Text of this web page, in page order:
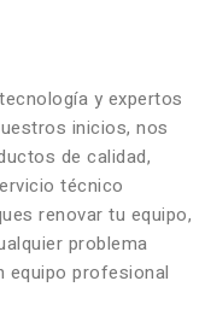
y expertos
inicios, nos
de calidad,
técnico
renovar tu equipo,
problema
profesional